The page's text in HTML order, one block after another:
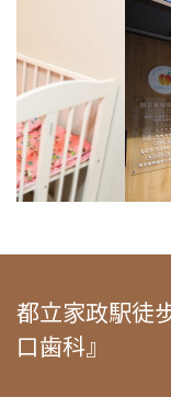
都立家政駅徒
口歯科』